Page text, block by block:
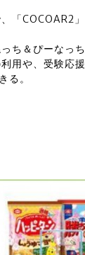
「COCOAR2
ち＆ぴーなっ
用や、受験応
る。